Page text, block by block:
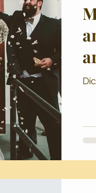
Decoração
Dois Dicas e
Fotografia de
Destination